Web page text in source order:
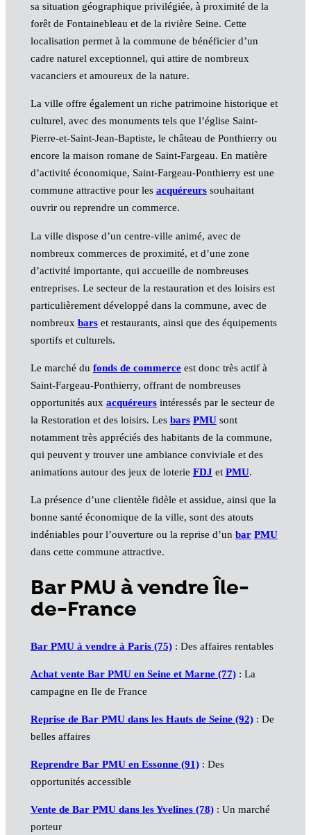
sa situation géographique privilégiée, à proximité de la
forêt de Fontainebleau et de la rivière Seine. Cette
localisation permet à la commune de bénéficier d’un
cadre naturel exceptionnel, qui attire de nombreux
vacanciers et amoureux de la nature.
La ville offre également un riche patrimoine historique et
culturel, avec des monuments tels que l’église Saint-
Pierre-et-Saint-Jean-Baptiste, le château de Ponthierry ou
encore la maison romane de Saint-Fargeau. En matière
d’activité économique, Saint-Fargeau-Ponthierry est une
commune attractive pour les acquéreurssouhaitant
ouvrir ou reprendre un commerce.
La ville dispose d’un centre-ville animé, avec de
nombreux commerces de proximité, et d’une zone
d’activité importante, qui accueille de nombreuses
entreprises. Le secteur de la restauration et des loisirs est
particulièrement développé dans la commune, avec de
nombreux barset restaurants, ainsi que des équipements
sportifs et culturels.
Le marché du fonds de commerceest donc très actif à
Saint-Fargeau-Ponthierry, offrant de nombreuses
opportunités aux acquéreursintéressés par le secteur de
la Restoration et des loisirs. Les bars PMUsont
notamment très appréciés des habitants de la commune,
qui peuvent y trouver une ambiance conviviale et des
animations autour des jeux de loterie FDJ et PMU.
La présence d’une clientèle fidèle et assidue, ainsi que la
bonne santé économique de la ville, sont des atouts
indéniables pour l’ouverture ou la reprise d’un bar PMU
dans cette commune attractive.
Bar PMU à vendre Île-
de-France
Bar PMU à vendre à Paris (75): Des affaires rentables
Achat vente Bar PMU en Seine et Marne (77): La
campagne en Ile de France
Reprise de Bar PMU dans les Hauts de Seine (92): De
belles affaires
Reprendre Bar PMU en Essonne (91): Des
opportunités accessible
Vente de Bar PMU dans les Yvelines (78): Un marché
porteur